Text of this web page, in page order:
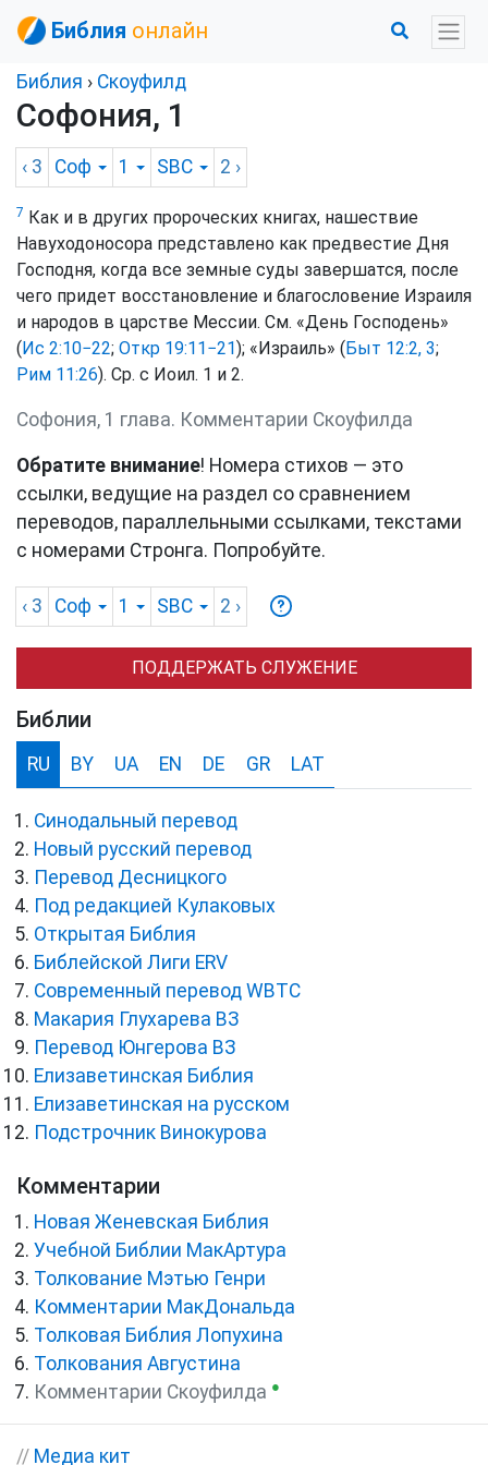
Библия онлайн
Библия › Скоуфилд
Софония, 1
‹ 3 Соф 1 SBC 2 ›
7 Как и в других пророческих книгах, нашествие
Навуходоносора представлено как предвестие Дня
Господня, когда все земные суды завершатся, после
чего придет восстановление и благословение Израиля
и народов в царстве Мессии. См. «День Господень»
(Ис 2:10−22; Откр 19:11−21); «Израиль» (Быт 12:2, 3;
Рим 11:26). Ср. с Иоил. 1 и 2.
Софония, 1 глава. Комментарии Скоуфилда
Обратите внимание! Номера стихов — это
ссылки, ведущие на раздел со сравнением
переводов, параллельными ссылками, текстами
с номерами Стронга. Попробуйте.
‹ 3 Соф 1 SBC 2 ›
ПОДДЕРЖАТЬ СЛУЖЕНИЕ
Библии
RU BY UA EN DE GR LAT
Синодальный перевод
Новый русский перевод
Перевод Десницкого
Под редакцией Кулаковых
Открытая Библия
Библейской Лиги ERV
Cовременный перевод WBTC
Макария Глухарева ВЗ
Перевод Юнгерова ВЗ
Елизаветинская Библия
Елизаветинская на русском
Подстрочник Винокурова
Комментарии
Новая Женевская Библия
Учебной Библии МакАртура
Толкование Мэтью Генри
Комментарии МакДональда
Толковая Библия Лопухина
Толкования Августина
Комментарии Скоуфилда ●
// Медиа кит